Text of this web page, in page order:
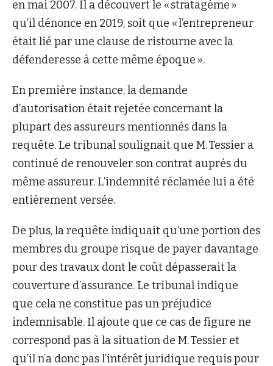
en mai 2007. Il a découvert le « stratagème »
qu’il dénonce en 2019, soit que « l’entrepreneur
était lié par une clause de ristourne avec la
défenderesse à cette même époque ».
En première instance, la demande
d’autorisation était rejetée concernant la
plupart des assureurs mentionnés dans la
requête. Le tribunal soulignait que M. Tessier a
continué de renouveler son contrat auprès du
même assureur. L’indemnité réclamée lui a été
entièrement versée.
De plus, la requête indiquait qu’une portion des
membres du groupe risque de payer davantage
pour des travaux dont le coût dépasserait la
couverture d’assurance. Le tribunal indique
que cela ne constitue pas un préjudice
indemnisable. Il ajoute que ce cas de figure ne
correspond pas à la situation de M. Tessier et
qu’il n’a donc pas l’intérêt juridique requis pour